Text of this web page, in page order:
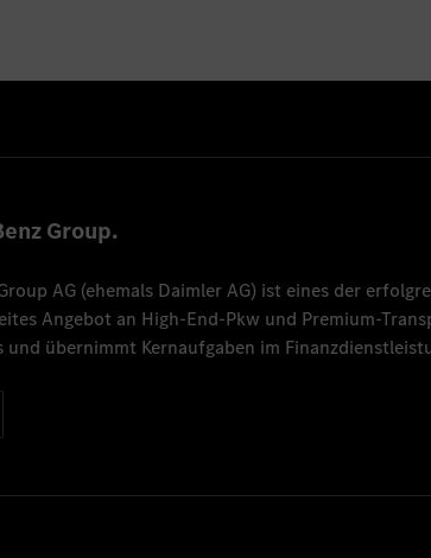
Group.
AG (ehemals Daimler AG) ist eines der
Angebot an High-End-Pkw und Premium-
und übernimmt Kernaufgaben im